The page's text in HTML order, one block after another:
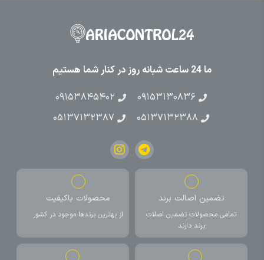
ما 24 ساعت شبانه روز در کنار شما هستیم
۰۹۱۵۳۱۳۰۸۳۶
۰۹۱۵۳۸۴۵۴۰۲
۰۵۱۳۷۱۳۲۳۸۸
۰۵۱۳۷۱۳۲۳۸۷
تضمین اصالت برند
تمامی محصولات تضمین اصلات
برند دارند
محصولات باکیفیت
از بهترین برندها موجود در کشور